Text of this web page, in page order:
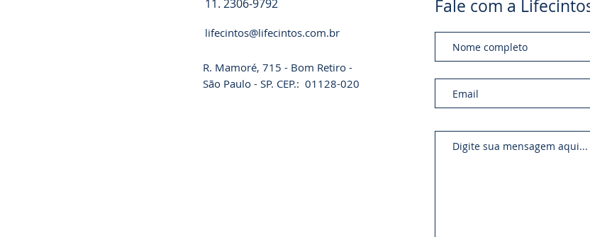
11. 2306-9792
lifecintos@lifecintos.com.br
R. Mamoré, 715 - Bom Retiro -
São Paulo - SP. CEP.: 01128-020
Fale com a